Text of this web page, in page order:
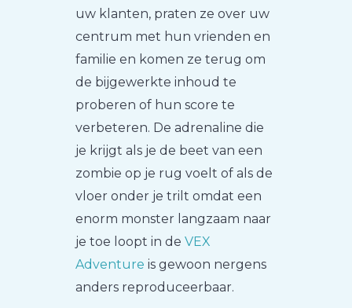
uw klanten, praten ze over uw
centrum met hun vrienden en
familie en komen ze terug om
de bijgewerkte inhoud te
proberen of hun score te
verbeteren. De adrenaline die
je krijgt als je de beet van een
zombie op je rug voelt of als de
vloer onder je trilt omdat een
enorm monster langzaam naar
je toe loopt in deVEX
Adventure is gewoon nergens
anders reproduceerbaar.